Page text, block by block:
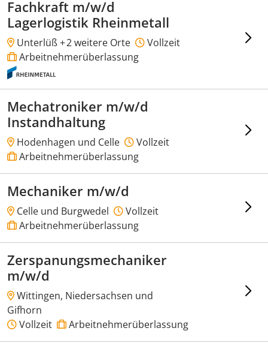
Fachkraft m/w/d
Lagerlogistik Rheinmetall
Unterlüß +2 weitere Orte
Vollzeit
Arbeitnehmerüberlassung
Mechatroniker m/w/d
Instandhaltung
Hodenhagen und Celle
Vollzeit
Arbeitnehmerüberlassung
Mechaniker m/w/d
Celle und Burgwedel
Vollzeit
Arbeitnehmerüberlassung
Zerspanungsmechaniker
m/w/d
Wittingen, Niedersachsen und
Gifhorn
Vollzeit
Arbeitnehmerüberlassung